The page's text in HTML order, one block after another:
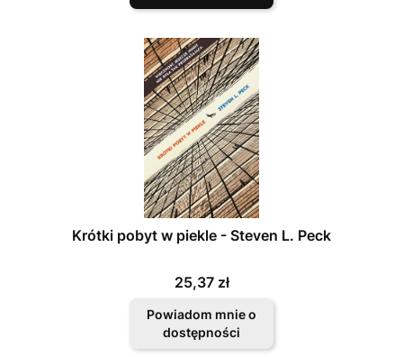
Krótki pobyt w piekle - Steven L. Peck
Cena
25,37 zł
Powiadom mnie o
dostępności